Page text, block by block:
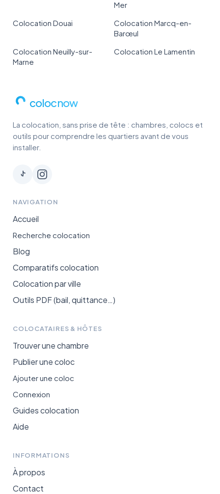
Mer
Colocation Douai
Colocation Marcq-en-
Barœul
Colocation Neuilly-sur-
Marne
Colocation Le Lamentin
colocnow
La colocation, sans prise de tête : chambres, colocs et
outils pour comprendre les quartiers avant de vous
installer.
NAVIGATION
Accueil
Recherche colocation
Blog
Comparatifs colocation
Colocation par ville
Outils PDF (bail, quittance…)
COLOCATAIRES & HÔTES
Trouver une chambre
Publier une coloc
Ajouter une coloc
Connexion
Guides colocation
Aide
INFORMATIONS
À propos
Contact